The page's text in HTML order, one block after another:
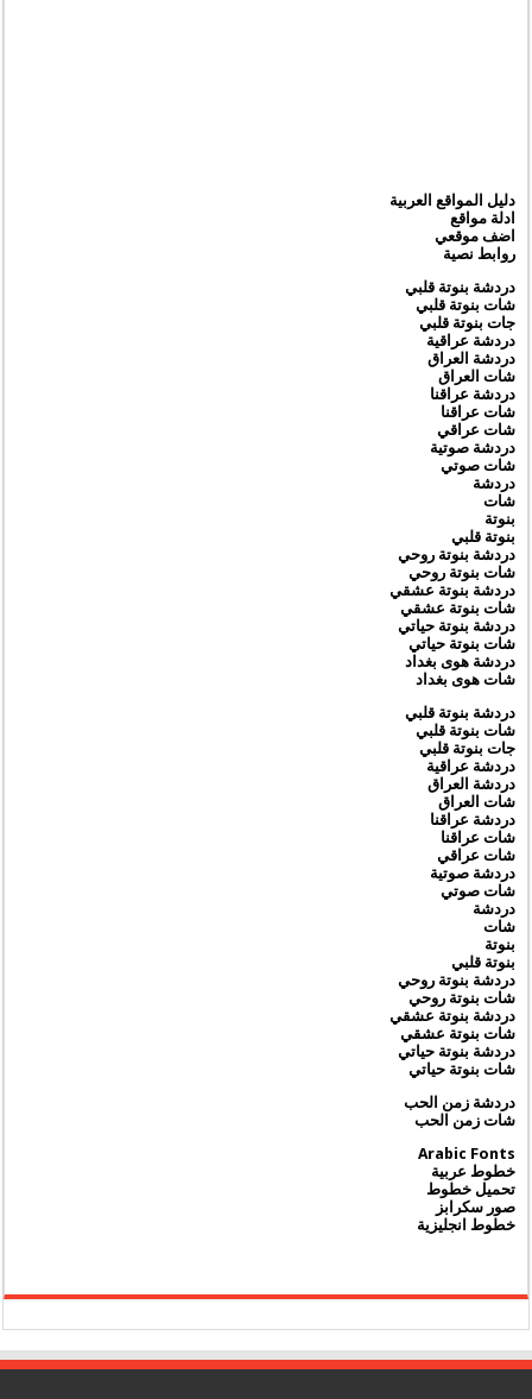
دليل المواقع العربية
ادلة مواقع
اضف موقعي
روابط نصية
دردشة بنوتة قلبي
شات بنوتة قلبي
جات بنوتة قلبي
دردشة عراقية
دردشة العراق
شات العراق
دردشة عراقنا
شات عراقنا
شات عراقي
دردشة صوتية
شات صوتي
دردشة
شات
بنوتة
بنوتة قلبي
دردشة بنوتة روحي
شات بنوتة روحي
دردشة بنوتة عشقي
شات بنوتة عشقي
دردشة بنوتة حياتي
شات بنوتة حياتي
دردشة هوى بغداد
شات هوى بغداد
دردشة بنوتة قلبي
شات بنوتة قلبي
جات بنوتة قلبي
دردشة عراقية
دردشة العراق
شات العراق
دردشة عراقنا
شات عراقنا
شات عراقي
دردشة صوتية
شات صوتي
دردشة
شات
بنوتة
بنوتة قلبي
دردشة بنوتة روحي
شات بنوتة روحي
دردشة بنوتة عشقي
شات بنوتة عشقي
دردشة بنوتة حياتي
شات بنوتة حياتي
دردشة زمن الحب
شات زمن الحب
Arabic Fonts
خطوط عربية
تحميل خطوط
صور سكرابز
خطوط انجليزية